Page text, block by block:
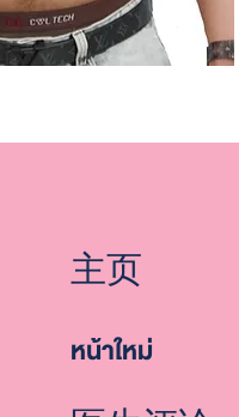
主页
หน้าใหม่